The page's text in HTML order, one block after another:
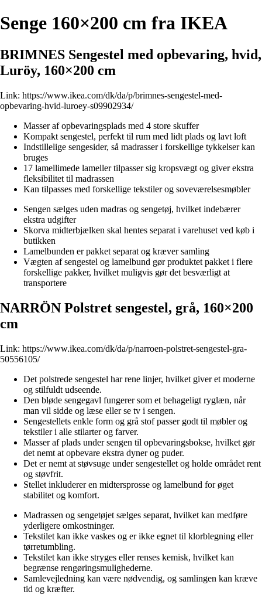
Senge 160×200 cm fra IKEA
BRIMNES Sengestel med opbevaring, hvid,
Luröy, 160×200 cm
Link: https://www.ikea.com/dk/da/p/brimnes-sengestel-med-
opbevaring-hvid-luroey-s09902934/
Masser af opbevaringsplads med 4 store skuffer
Kompakt sengestel, perfekt til rum med lidt plads og lavt loft
Indstillelige sengesider, så madrasser i forskellige tykkelser kan
bruges
17 lamellimede lameller tilpasser sig kropsvægt og giver ekstra
fleksibilitet til madrassen
Kan tilpasses med forskellige tekstiler og soveværelsesmøbler
Sengen sælges uden madras og sengetøj, hvilket indebærer
ekstra udgifter
Skorva midterbjælken skal hentes separat i varehuset ved køb i
butikken
Lamelbunden er pakket separat og kræver samling
Vægten af sengestel og lamelbund gør produktet pakket i flere
forskellige pakker, hvilket muligvis gør det besværligt at
transportere
NARRÖN Polstret sengestel, grå, 160×200
cm
Link: https://www.ikea.com/dk/da/p/narroen-polstret-sengestel-gra-
50556105/
Det polstrede sengestel har rene linjer, hvilket giver et moderne
og stilfuldt udseende.
Den bløde sengegavl fungerer som et behageligt ryglæn, når
man vil sidde og læse eller se tv i sengen.
Sengestellets enkle form og grå stof passer godt til møbler og
tekstiler i alle stilarter og farver.
Masser af plads under sengen til opbevaringsbokse, hvilket gør
det nemt at opbevare ekstra dyner og puder.
Det er nemt at støvsuge under sengestellet og holde området rent
og støvfrit.
Stellet inkluderer en midtersprosse og lamelbund for øget
stabilitet og komfort.
Madrassen og sengetøjet sælges separat, hvilket kan medføre
yderligere omkostninger.
Tekstilet kan ikke vaskes og er ikke egnet til klorblegning eller
tørretumbling.
Tekstilet kan ikke stryges eller renses kemisk, hvilket kan
begrænse rengøringsmulighederne.
Samlevejledning kan være nødvendig, og samlingen kan kræve
tid og kræfter.